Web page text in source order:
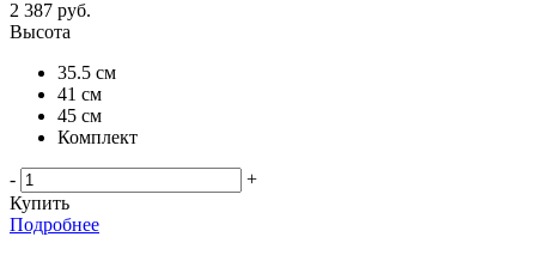
2 387 руб.
Высота
35.5 см
41 см
45 см
Комплект
-
+
Купить
Подробнее